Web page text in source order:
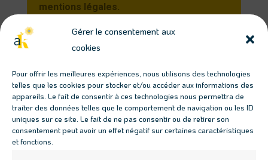
Gérer le consentement aux
cookies
Pour offrir les meilleures expériences, nous utilisons des technologies
telles que les cookies pour stocker et/ou accéder aux informations des
appareils. Le fait de consentir à ces technologies nous permettra de
traiter des données telles que le comportement de navigation ou les ID
uniques sur ce site. Le fait de ne pas consentir ou de retirer son
consentement peut avoir un effet négatif sur certaines caractéristiques
et fonctions.
mentions légales.
cliquant sur le lien présent dans nos emails.
Télécharger les guides
gratuits